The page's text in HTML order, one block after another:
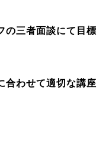
の三者面談にて目標
合わせて適切な講座